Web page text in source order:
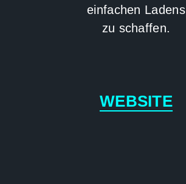
einfachen Ladens
zu schaffen.
WEBSITE